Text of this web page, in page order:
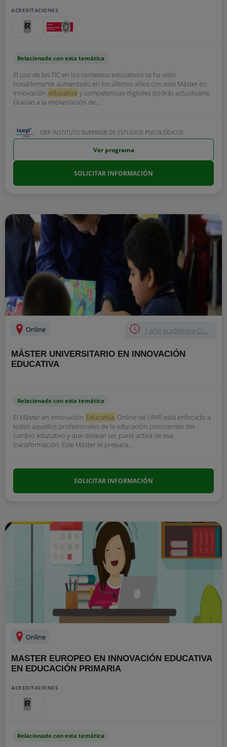
ACREDITACIONES
Relacionado con esta temática
El uso de las TIC en los contextos educativos se ha visto
notablemente aumentado en los últimos años con este Máster en
Innovación educativa y competencias digitales podrás actualizarte.
Gracias a la implantación de...
ISEP-INSTITUTO SUPERIOR DE ESTUDIOS PSICOLÓGICOS
Ver programa
SOLICITAR INFORMACIÓN
Online 1 año académico Cr...
MÁSTER UNIVERSITARIO EN INNOVACIÓN
EDUCATIVA
Relacionado con esta temática
El Máster en Innovación Educativa Online de UNIR está enfocado a
todos aquellos profesionales de la educación conscientes del
cambio educativo y que desean ser parte activa de esa
transformación. Este Máster te prepara...
SOLICITAR INFORMACIÓN
Online
MASTER EUROPEO EN INNOVACIÓN EDUCATIVA
EN EDUCACIÓN PRIMARIA
ACREDITACIONES
Relacionado con esta temática